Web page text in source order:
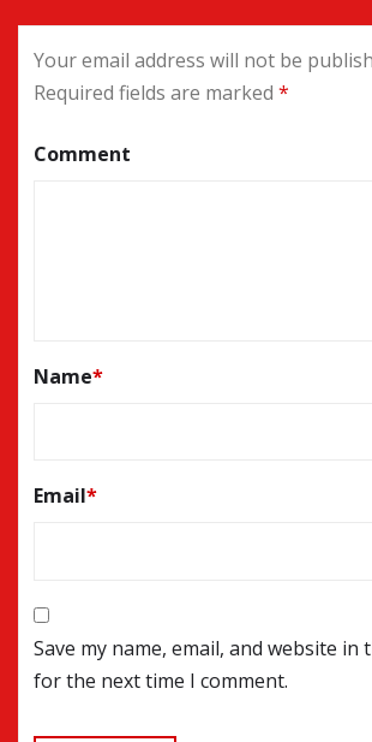
Your email address will not be
Required fields are marked *
Comment
Name*
Email*
Save my name, email, and website in
for the next time I comment.